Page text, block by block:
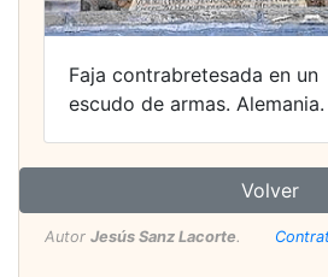
Faja contrabretesada en un
escudo de armas. Alemania.
Volver
Autor Jesús Sanz Lacorte.